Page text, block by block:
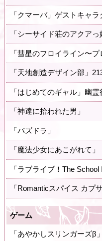
「クマーバ」ゲストキャ
「シーサイド荘のアクア
「彗星のフロイライン〜
「天地創造デザイン部」
「はじめてのギャル」幽
「神達に拾われた男」
「パズドラ」
「魔法少女にあこがれて」
「ラブライブ！The School
「Romanticスパイス カプ
ゲーム
「あやかしスリンガーズ